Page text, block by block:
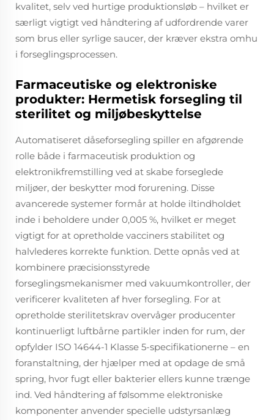
kvalitet, selv ved hurtige produktionsløb – hvilket er
særligt vigtigt ved håndtering af udfordrende varer
som brus eller syrlige saucer, der kræver ekstra omhu
i forseglingsprocessen.
Farmaceutiske og elektroniske
produkter: Hermetisk forsegling til
sterilitet og miljøbeskyttelse
Automatiseret dåseforsegling spiller en afgørende
rolle både i farmaceutisk produktion og
elektronikfremstilling ved at skabe forseglede
miljøer, der beskytter mod forurening. Disse
avancerede systemer formår at holde iltindholdet
inde i beholdere under 0,005 %, hvilket er meget
vigtigt for at opretholde vacciners stabilitet og
halvlederes korrekte funktion. Dette opnås ved at
kombinere præcisionsstyrede
forseglingsmekanismer med vakuumkontroller, der
verificerer kvaliteten af hver forsegling. For at
opretholde sterilitetskrav overvåger producenter
kontinuerligt luftbårne partikler inden for rum, der
opfylder ISO 14644-1 Klasse 5-specifikationerne – en
foranstaltning, der hjælper med at opdage de små
spring, hvor fugt eller bakterier ellers kunne trænge
ind. Ved håndtering af følsomme elektroniske
komponenter anvender specielle udstyrsanlæg